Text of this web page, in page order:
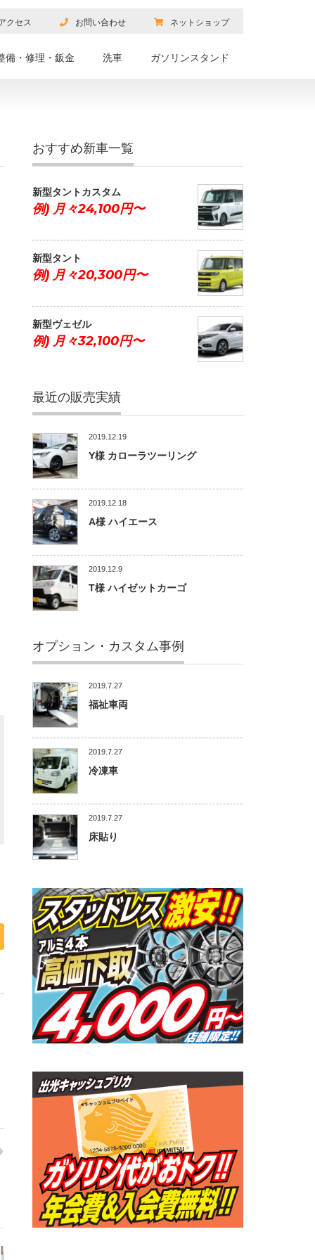
クセス お問い合わせ ネットショップ
備・修理・鈑金 洗車 ガソリンスタンド
おすすめ新車一覧
新型タントカスタム
例) 月々24,100円〜
新型タント
例) 月々20,300円〜
新型ヴェゼル
例) 月々32,100円〜
最近の販売実績
2019.12.19
Y様 カローラツーリング
2019.12.18
A様 ハイエース
2019.12.9
T様 ハイゼットカーゴ
オプション・カスタム事例
2019.7.27
福祉車両
2019.7.27
冷凍車
2019.7.27
床貼り